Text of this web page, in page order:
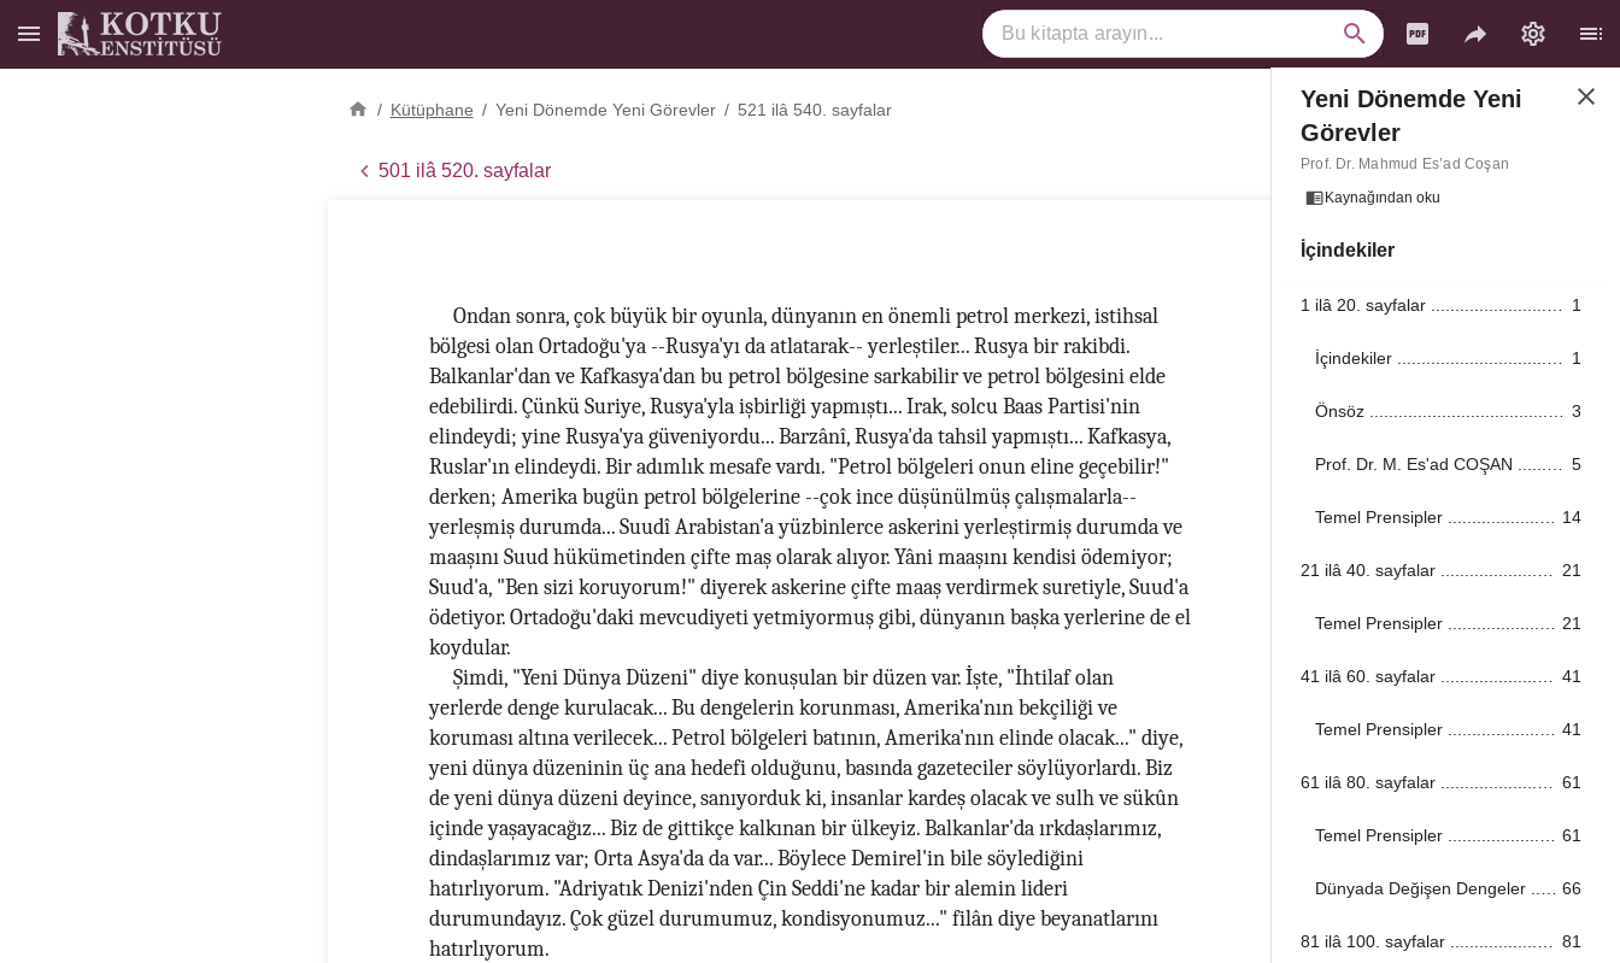
Yeni Dönemde Yeni
Görevler
Prof. Dr. Mahmud Es’ad Coşan
Kaynağından oku
İçindekiler
1
1
3
5
14
21
21
41
41
61
61
66
81
/ Kütüphane / Yeni Dönemde Yeni Görevler / 521 ilâ 540. sayfalar
501 ilâ 520. sayfalar
Ondan sonra, çok büyük bir oyunla, dünyanın en önemli petrol merkezi, istihsal
bölgesi olan Ortadoğu'ya --Rusya'yı da atlatarak-- yerleştiler... Rusya bir rakibdi.
Balkanlar'dan ve Kafkasya'dan bu petrol bölgesine sarkabilir ve petrol bölgesini elde
edebilirdi. Çünkü Suriye, Rusya'yla işbirliği yapmıştı... Irak, solcu Baas Partisi'nin
elindeydi; yine Rusya'ya güveniyordu... Barzânî, Rusya'da tahsil yapmıştı... Kafkasya,
Ruslar'ın elindeydi. Bir adımlık mesafe vardı. "Petrol bölgeleri onun eline geçebilir!"
derken; Amerika bugün petrol bölgelerine --çok ince düşünülmüş çalışmalarla--
yerleşmiş durumda... Suudî Arabistan'a yüzbinlerce askerini yerleştirmiş durumda ve
maaşını Suud hükümetinden çifte maş olarak alıyor. Yâni maaşını kendisi ödemiyor;
Suud'a, "Ben sizi koruyorum!" diyerek askerine çifte maaş verdirmek suretiyle, Suud'a
ödetiyor. Ortadoğu'daki mevcudiyeti yetmiyormuş gibi, dünyanın başka yerlerine de el
koydular.
Şimdi, "Yeni Dünya Düzeni" diye konuşulan bir düzen var. İşte, "İhtilaf olan
yerlerde denge kurulacak... Bu dengelerin korunması, Amerika'nın bekçiliği ve
koruması altına verilecek... Petrol bölgeleri batının, Amerika'nın elinde olacak..." diye,
yeni dünya düzeninin üç ana hedefi olduğunu, basında gazeteciler söylüyorlardı. Biz
de yeni dünya düzeni deyince, sanıyorduk ki, insanlar kardeş olacak ve sulh ve sükûn
içinde yaşayacağız... Biz de gittikçe kalkınan bir ülkeyiz. Balkanlar'da ırkdaşlarımız,
dindaşlarımız var; Orta Asya'da da var... Böylece Demirel'in bile söylediğini
hatırlıyorum. "Adriyatık Denizi'nden Çin Seddi'ne kadar bir alemin lideri
durumundayız. Çok güzel durumumuz, kondisyonumuz..." filân diye beyanatlarını
hatırlıyorum.